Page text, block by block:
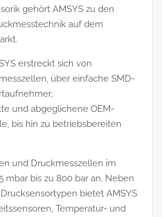
gehört AMSYS zu den
auf dem
erstreckt sich von
über einfache SMD-
und abgeglichene OEM-
bis hin zu betriebsbereiten
und Druckmesszellen im
mbar bis zu 800 bar an. Neben
bietet AMSYS
Temperatur- und